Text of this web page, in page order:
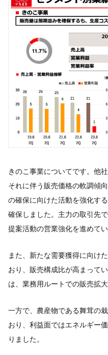
きのこ事業についてです。他
それに伴う販売価格の軟調傾
の確保に向けた活動を強化す
確保しました。主力の取引先
提案活動の営業強化を進めてい
また、新たな需要獲得に向け
おり、販売構成比が高まって
は、業務用ルートでの販売拡
一方で、農産物である舞茸の
おり、利益面ではエネルギー
りました。